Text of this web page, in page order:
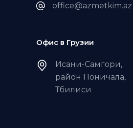
office@azmetkim.az
Офис в Грузии
Исани-Самгори,
район Поничала,
Тбилиси